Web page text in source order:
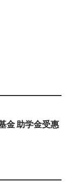
金 助学金受惠